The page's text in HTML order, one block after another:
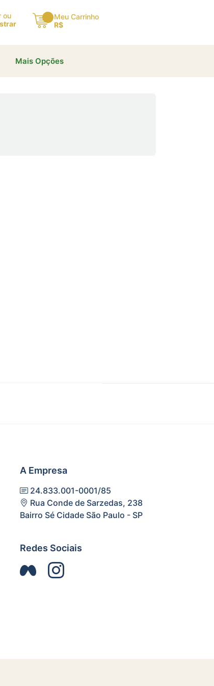
ou
Meu Carrinho
R$
Mais Opções
A Empresa
24.833.001-0001/85
Rua Conde de Sarzedas, 238
Bairro Sé Cidade São Paulo - SP
Redes Sociais